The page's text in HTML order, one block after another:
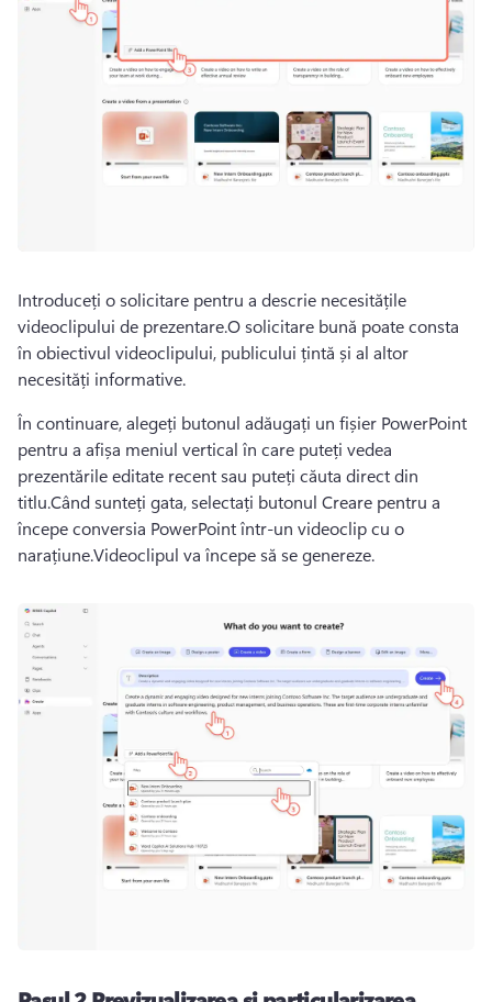
Introduceți o solicitare pentru a descrie necesitățile
videoclipului de prezentare.O solicitare bună poate consta
în obiectivul videoclipului, publicului țintă și al altor
necesități informative.
În continuare, alegeți butonul adăugați un fișier PowerPoint
pentru a afișa meniul vertical în care puteți vedea
prezentările editate recent sau puteți căuta direct din
titlu.Când sunteți gata, selectați butonul Creare pentru a
începe conversia PowerPoint într-un videoclip cu o
narațiune.Videoclipul va începe să se genereze.